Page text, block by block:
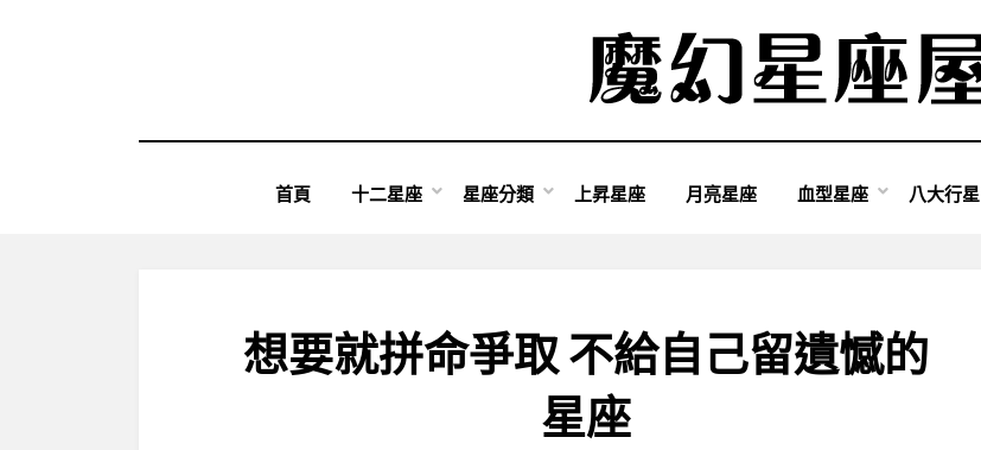
首頁 十二星座 星座分類 上昇星座 月亮星座 血型星座 八大行星
想要就拼命爭取 不給自己留遺憾的
星座